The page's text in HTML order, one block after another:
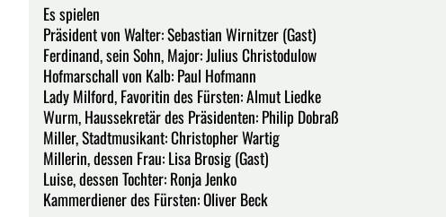
Es spielen
Präsident von Walter: Sebastian Wirnitzer (Gast)
Ferdinand, sein Sohn, Major: Julius Christodulow
Hofmarschall von Kalb: Paul Hofmann
Lady Milford, Favoritin des Fürsten: Almut Liedke
Wurm, Haussekretär des Präsidenten: Philip Dobraß
Miller, Stadtmusikant: Christopher Wartig
Millerin, dessen Frau: Lisa Brosig (Gast)
Luise, dessen Tochter: Ronja Jenko
Kammerdiener des Fürsten: Oliver Beck